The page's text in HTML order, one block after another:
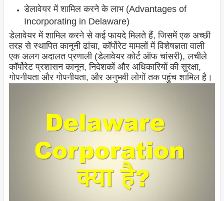
डेलावेयर में शामिल करने के लाभ (Advantages of
Incorporating in Delaware)
डेलावेयर में शामिल करने से कई फायदे मिलते हैं, जिसमें एक अच्छी
तरह से स्थापित कानूनी ढांचा, कॉर्पोरेट मामलों में विशेषज्ञता वाली
एक अलग अदालत प्रणाली (डेलावेयर कोर्ट ऑफ चांसरी), लचीले
कॉर्पोरेट प्रशासन कानून, निदेशकों और अधिकारियों की सुरक्षा,
गोपनीयता और गोपनीयता, और अनुभवी लोगों तक पहुंच शामिल है।